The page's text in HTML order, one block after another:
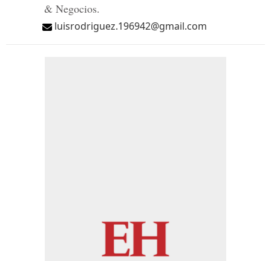
& Negocios.
luisrodriguez.196942@gmail.com